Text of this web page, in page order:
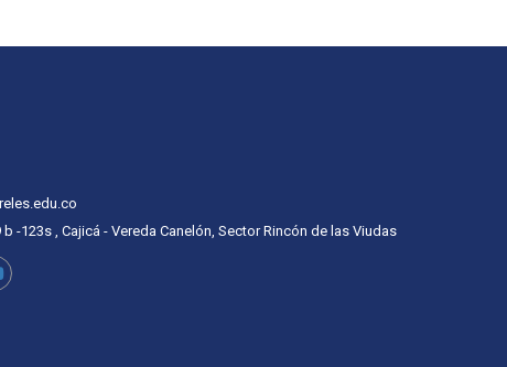
b -123s , Cajicá - Vereda Canelón, Sector Rincón de las Viudas